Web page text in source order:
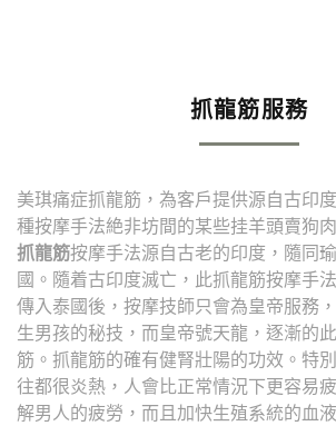
抓龍筋服務
美琪痛症抓龍筋，為客戶提供源自古印
種按摩手法絶非坊間的某些挂羊頭賣狗
抓龍筋按摩手法源自古老的印度，隨同
國。隨着古印度滅亡，此抓龍筋按摩手
傳入泰國後，按摩技師只會為皇帝服務
生男孩的秘技，而皇帝號天龍，逐漸的
筋。抓龍筋的確有健腎壯陽的功效。特
往都很炎熱，人會比正常情況下更容易
解男人的疲勞，而且加快生殖系統的血